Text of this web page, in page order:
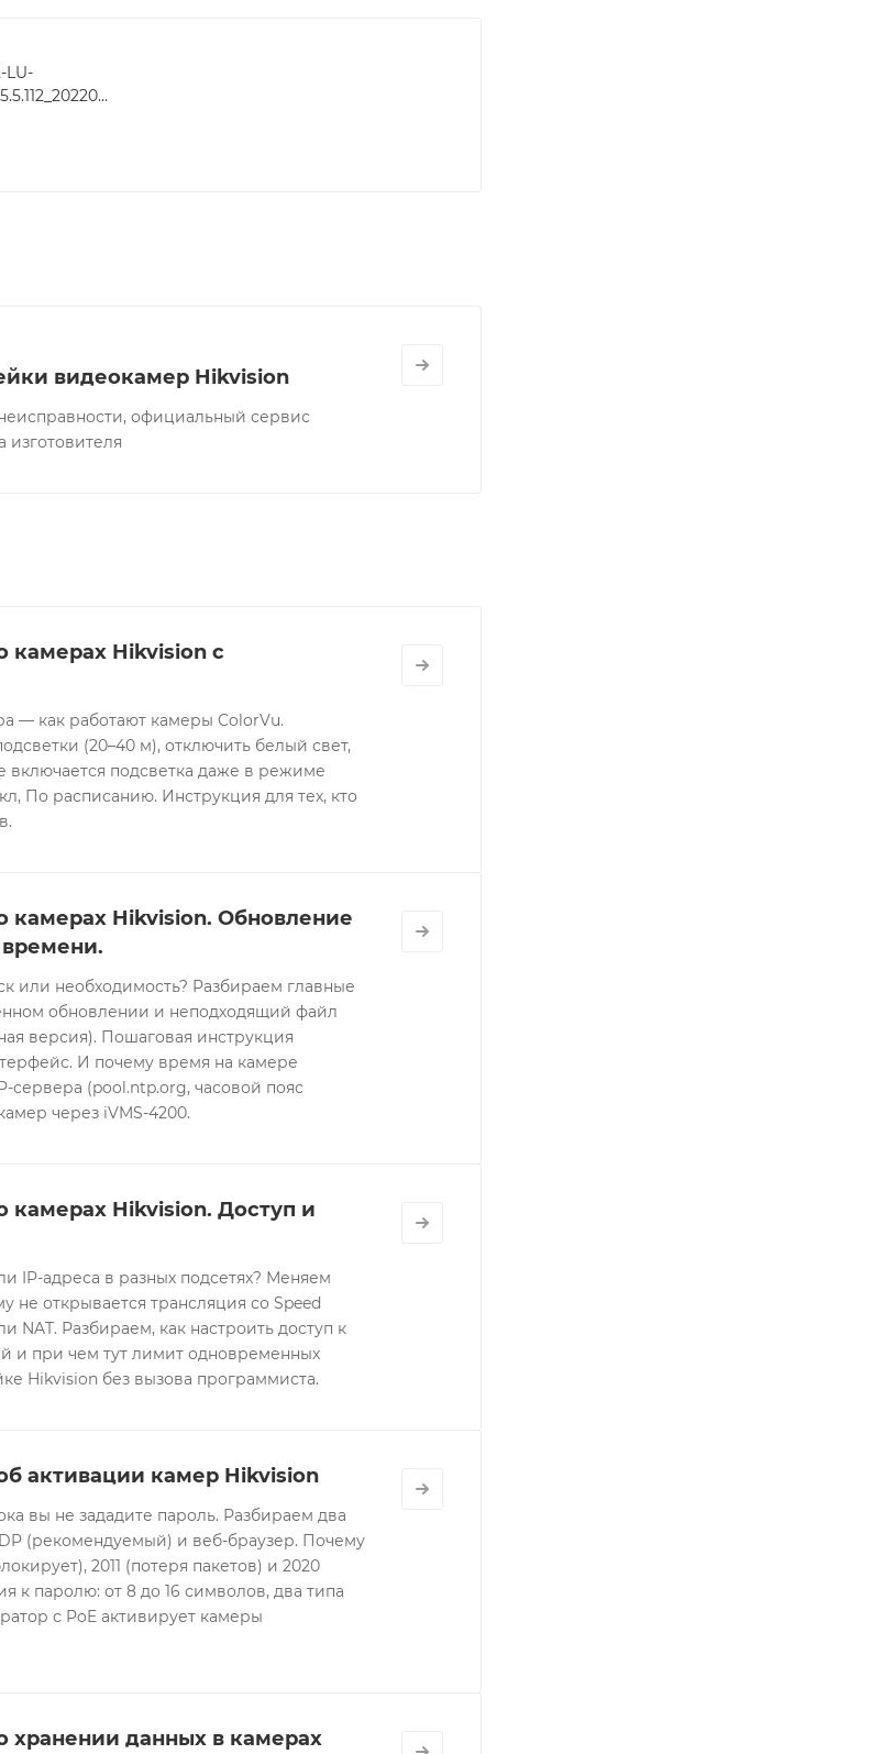
LU-
видеокамер Hikvision
официальный сервис
изготовителя
камерах Hikvision с
— как работают камеры ColorVu.
(20–40 м), отключить белый свет,
подсветка даже в режиме
По расписанию. Инструкция для тех, кто
камерах Hikvision. Обновление
необходимость? Разбираем главные
обновлении и неподходящий файл
версия). Пошаговая инструкция
И почему время на камере
сервера (pool.ntp.org, часовой пояс
через iVMS-4200.
камерах Hikvision. Доступ и
IP-адреса в разных подсетях? Меняем
не открывается трансляция со Speed
NAT. Разбираем, как настроить доступ к
и при чем тут лимит одновременных
Hikvision без вызова программиста.
активации камер Hikvision
вы не зададите пароль. Разбираем два
(рекомендуемый) и веб-браузер. Почему
2011 (потеря пакетов) и 2020
к паролю: от 8 до 16 символов, два типа
с PoE активирует камеры
хранении данных в камерах